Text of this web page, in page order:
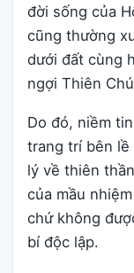
đời sống của
cũng thường
dưới đất cùng
ngợi Thiên
Do đó, niềm
trang trí bên lề
lý về thiên
của mầu
chứ không
bí độc lập.